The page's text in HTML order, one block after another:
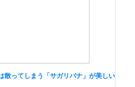
散ってしまう「サガリバナ」が美しい